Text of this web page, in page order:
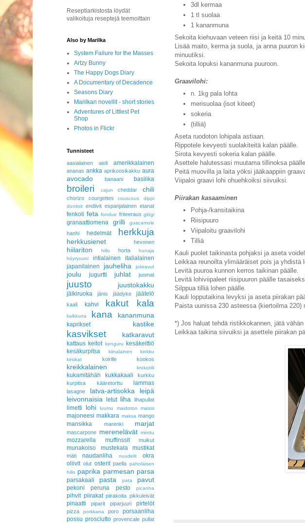
3dl kermaa
1 tl suolaa
1 kananmuna
Sekoita kiehuvaan veteen riisi ja keitä 10
Lisää maito, kerma ja suola, ja anna puuron
minuutiksi.
Sekoita lopuksi kananmuna puuroon.
Graavilohi:
n. 1kg pala lohta
merisuolaa (isot kiteet)
sokeria
(tilliä)
Aseta ruodoton lohipala astiaan.
Rippotele kevyesti suolakiteitä kalan päälle.
Sirota kevyesti sokeria kalan päälle.
Asettele halutessasi muutama tillinoksa
Peitä muovilla ja laita yöksi jääkaappiin
Viipaloi graavi lohi ohuehkoiksi siivuiksi.
Piirakan kasaaminen
Pohja-/kansitaikina
Riisipuuro
Viipaloitu graavilohi
Tilliä
Kauli puolet taikinasta pohjaksi ja aseta
Leikkaa reunoilta ylimääräiset pois ja yhdistä
Levitä puuroa kunnon kerros taikinan päälle.
Levitä lohiviipaleet riisipuuron päälle
Silppua tilliä lohen päälle.
Kauli lopputaikina levyksi ja aseta piirakan
Paista uunissa 230 asteessa (kiertoilma
*) Jos haluat tehdä ristikkokannen, jätä
Leikkaa taikina siivuiksi ja asettele piirakan
Reseptiarkistosta löydät
valikoituja reseptejä teemoittain
Also by Marilka
System Failure for the Masses
Artzy Bunny
The Happy Dogs Diary
A Documentary of Decadence
Seasons Diary
Marilkan novellit - short stories
Adventures of Littlest Pet
Shop
Photos in Flickr
Tunnisteet
aasialainen aioli amerikkalainen
ananas ankka aprikoosikakku aura
avocado banaani basilika
broileri cajun cheddar chili
chorizo courgettes couscous
dippi
donitsit endiivit espanjalainen etanat
fenkoli feta fondue friteeraus glögi
granaattiomena grilli guacamole
hanhi hedelmät herkkuja
herkkusienet hevonen
hiilariton hillo horta
hunaja
höyryuuni
intialainen
italialainen
japanilainen
jauheliha jokiravut
joulu jugurtti juhlat juomat
juusto juustokakku
jälkiruoka jänis jäädyke jäätelö
kaali kahvi kakut kala
kalkkuna kana kananmuna
kaprikset kastike
kasvikset katkaravut
kattaus keitot kenguru
kesäkeittiö
kesäkurpitsa
kiinalainen
kinkku
kirsikat
koirille kookos
kreikkalainen krokotiili
kukamitähäh kukkakaali
kurkku
kurpitsa
kääretorttu lammas
lasagne latva-artisokka
leipä
leivonnaisia
letut liha lihapullat
limetti lohi luumu maidoton maissi
majoneesi makkara maksa mango
mansikka marenki marjat
mascarpone merenelävät minttu
mozzarella muffinssit muikut
munakoiso mustekala mustikat
mäti naudanliha nuudelit
okra
oliivit olut osterit paella paholaisen
hillo paprika parmesan parsa
parsakaali pasta pata pavut
pekoni peruna pesto picanha
pihvit piirakat piirakoita pikkuleivät
pinaatti piparit piparjuuri pirtelöt
pizza porkkana poro
porsaanliha
possu prosciutto provencale pullat